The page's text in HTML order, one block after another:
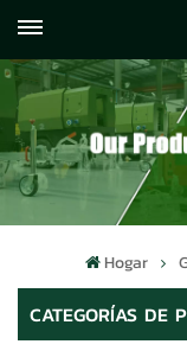
059122071372
Hogar
CATEGORÍAS DE